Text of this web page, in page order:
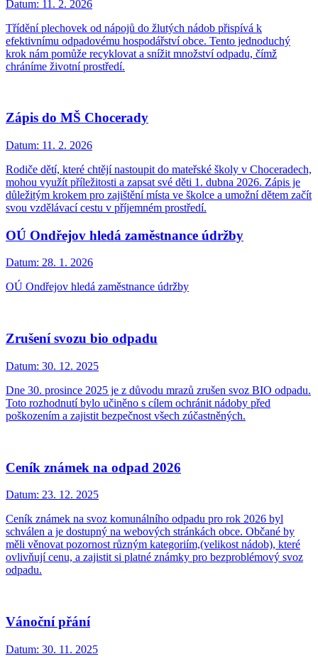
Datum: 11. 2. 2026
Třídění plechovek od nápojů do žlutých nádob přispívá k
efektivnímu odpadovému hospodářství obce. Tento jednoduchý
krok nám pomůže recyklovat a snížit množství odpadu, čímž
chráníme životní prostředí.
Zápis do MŠ Chocerady
Datum: 11. 2. 2026
Rodiče dětí, které chtějí nastoupit do mateřské školy v Choceradech,
mohou využít příležitosti a zapsat své děti 1. dubna 2026. Zápis je
důležitým krokem pro zajištění místa ve školce a umožní dětem začít
svou vzdělávací cestu v příjemném prostředí.
OÚ Ondřejov hledá zaměstnance údržby
Datum: 28. 1. 2026
OÚ Ondřejov hledá zaměstnance údržby
Zrušení svozu bio odpadu
Datum: 30. 12. 2025
Dne 30. prosince 2025 je z důvodu mrazů zrušen svoz BIO odpadu.
Toto rozhodnutí bylo učiněno s cílem ochránit nádoby před
poškozením a zajistit bezpečnost všech zúčastněných.
Ceník známek na odpad 2026
Datum: 23. 12. 2025
Ceník známek na svoz komunálního odpadu pro rok 2026 byl
schválen a je dostupný na webových stránkách obce. Občané by
měli věnovat pozornost různým kategoriím,(velikost nádob), které
ovlivňují cenu, a zajistit si platné známky pro bezproblémový svoz
odpadu.
Vánoční přání
Datum: 30. 11. 2025